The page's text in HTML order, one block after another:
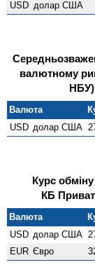
USD долар США
валютному
НБУ)
Валюта
USD долар США
Курс
КБ
Валюта
USD долар США
EUR Євро